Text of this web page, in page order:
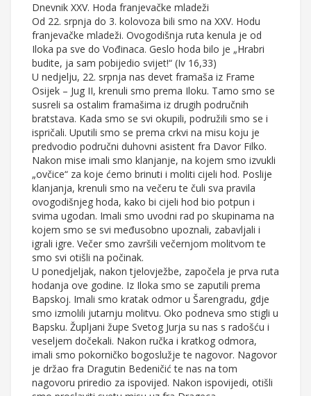
Dnevnik XXV. Hoda franjevačke mladeži
Od 22. srpnja do 3. kolovoza bili smo na XXV. Hodu
franjevačke mladeži. Ovogodišnja ruta kenula je od
Iloka pa sve do Vođinaca. Geslo hoda bilo je „Hrabri
budite, ja sam pobijedio svijet!“ (Iv 16,33)
U nedjelju, 22. srpnja nas devet framaša iz Frame
Osijek – Jug II, krenuli smo prema Iloku. Tamo smo se
susreli sa ostalim framašima iz drugih područnih
bratstava. Kada smo se svi okupili, podružili smo se i
ispričali. Uputili smo se prema crkvi na misu koju je
predvodio područni duhovni asistent fra Davor Filko.
Nakon mise imali smo klanjanje, na kojem smo izvukli
„ovčice“ za koje ćemo brinuti i moliti cijeli hod. Poslije
klanjanja, krenuli smo na večeru te čuli sva pravila
ovogodišnjeg hoda, kako bi cijeli hod bio potpun i
svima ugodan. Imali smo uvodni rad po skupinama na
kojem smo se svi međusobno upoznali, zabavljali i
igrali igre. Večer smo završili večernjom molitvom te
smo svi otišli na počinak.
U ponedjeljak, nakon tjelovježbe, započela je prva ruta
hodanja ove godine. Iz Iloka smo se zaputili prema
Bapskoj. Imali smo kratak odmor u Šarengradu, gdje
smo izmolili jutarnju molitvu. Oko podneva smo stigli u
Bapsku. Župljani župe Svetog Jurja su nas s radošću i
veseljem dočekali. Nakon ručka i kratkog odmora,
imali smo pokorničko bogoslužje te nagovor. Nagovor
je držao fra Dragutin Bedeničić te nas na tom
nagovoru priredio za ispovijed. Nakon ispovijedi, otišli